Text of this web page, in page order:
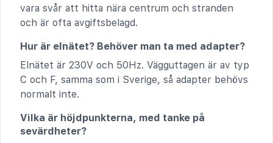
vara svår att hitta nära centrum och stranden
och är ofta avgiftsbelagd.
Hur är elnätet? Behöver man ta med adapter?
Elnätet är 230V och 50Hz. Vägguttagen är av typ
C och F, samma som i Sverige, så adapter behövs
normalt inte.
Vilka är höjdpunkterna, med tanke på
sevärdheter?